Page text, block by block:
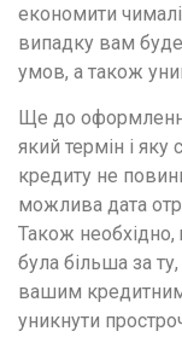
економити
випадку вам
умов, а також
Ще до
який термін і
кредиту не
можлива дата
Також
була більша за
вашим
уникнути